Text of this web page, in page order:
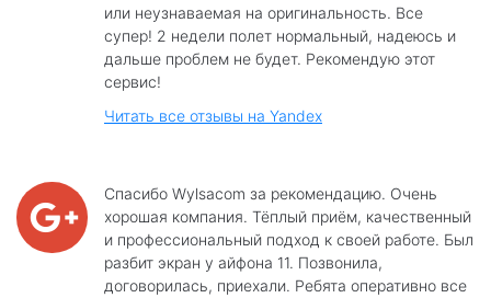
или неузнаваемая на оригинальность. Все
супер! 2 недели полет нормальный, надеюсь и
дальше проблем не будет. Рекомендую этот
сервис!
Читать все отзывы на Yandex
Спасибо Wylsacom за рекомендацию. Очень
хорошая компания. Тёплый приём, качественный
и профессиональный подход к своей работе. Был
разбит экран у айфона 11. Позвонила,
договорилась, приехали. Ребята оперативно все